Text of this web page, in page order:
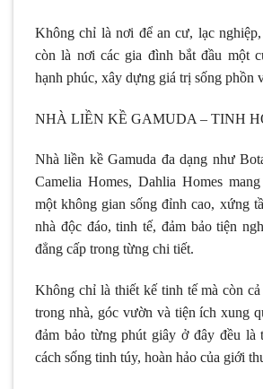
Không chỉ là nơi để an cư, lạc nghiệp,
còn là nơi các gia đình bắt đầu một
hạnh phúc, xây dựng giá trị sống phồn
NHÀ LIỀN KỀ GAMUDA – TINH
Nhà liền kề Gamuda đa dạng như
Camelia Homes, Dahlia Homes
một không gian sống đỉnh cao, xứng
nhà độc đáo, tinh tế, đảm bảo tiện
đẳng cấp trong từng chi tiết.
Không chỉ là thiết kế tinh tế mà còn
trong nhà, góc vườn và tiện ích xung
đảm bảo từng phút giây ở đây đều là
cách sống tinh túy, hoàn hảo của giới